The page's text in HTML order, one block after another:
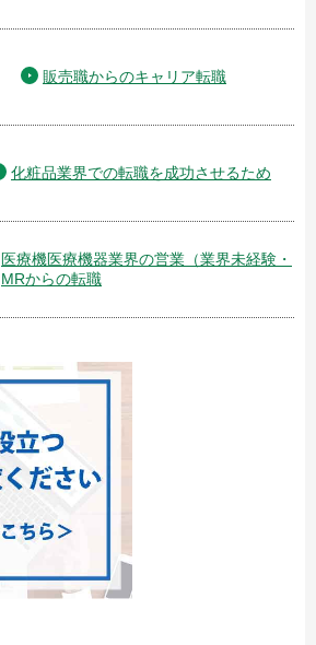
販売職からのキャリア転職
化粧品業界での転職を成功させるため
医療機医療機器業界の営業（業界未経験・
MRからの転職